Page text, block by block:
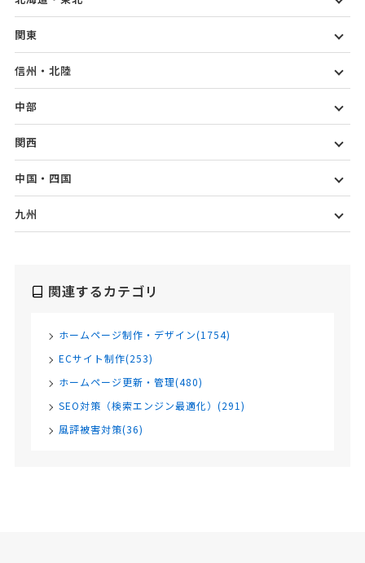
関東
信州・北陸
中部
関西
中国・四国
九州
関連するカテゴリ
ホームページ制作・デザイン(1754)
ECサイト制作(253)
ホームページ更新・管理(480)
SEO対策（検索エンジン最適化）(291)
風評被害対策(36)